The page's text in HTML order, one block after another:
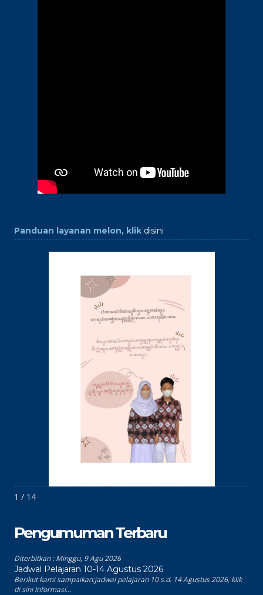
Panduan layanan melon, klik disini
1 / 14
Pengumuman Terbaru
Diterbitkan :Minggu, 9 Agu 2026
Jadwal Pelajaran 10-14 Agustus 2026
Berikut kami sampaikan:jadwal pelajaran 10 s.d. 14 Agustus 2026, klik
di sini Informasi...